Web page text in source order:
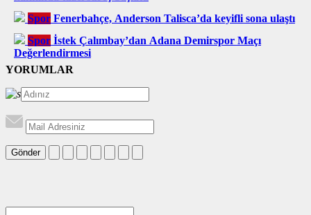
Spor Fenerbahçe, Anderson Talisca’da keyifli sona ulaştı
Spor İstek Çalımbay’dan Adana Demirspor Maçı
Değerlendirmesi
YORUMLAR
Gönder